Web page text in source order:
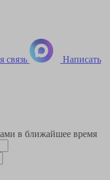
связь Написать
в ближайшее время